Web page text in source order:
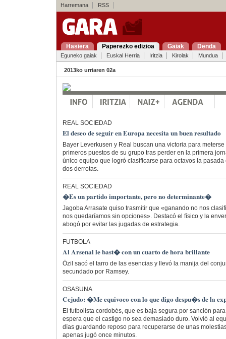
Harremana RSS
Hasiera Paperezko edizioa Gaiak Denda
Eguneko gaiak Euskal Herria Iritzia Kirolak Mundua
2013ko urriaren 02a
REAL SOCIEDAD
El deseo de seguir en Europa necesita un buen resultado
Bayer Leverkusen y Real buscan una victoria para
primeros puestos de su grupo tras perder en la primera
único equipo que logró clasificarse para octavos la
dos derrotas.
REAL SOCIEDAD
�Es un partido importante, pero no determinante�
Jagoba Arrasate quiso trasmitir que «ganando no nos
nos quedaríamos sin opciones». Destacó el físico y la
abogó por evitar las jugadas de estrategia.
FUTBOLA
Al Arsenal le bast� con un cuarto de hora brillante
Özil sacó el tarro de las esencias y llevó la manija del
secundado por Ramsey.
OSASUNA
Cejudo: �Me equivoco con lo que digo despu�s de la
El futbolista cordobés, que es baja segura por sanción
espera que el castigo no sea demasiado duro. Volvió al
días guardando reposo para recuperarse de unas
apenas jugó once minutos.